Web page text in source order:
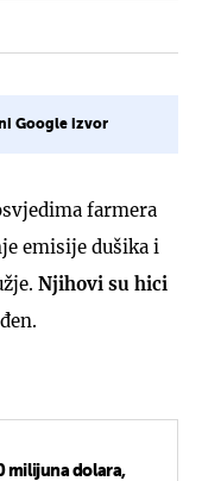
Google izvor
farmera
emisije dušika i
Njihovi su hici
milijuna dolara,